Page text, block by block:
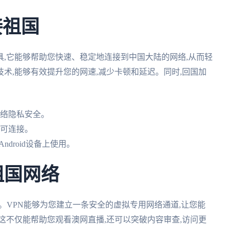
国
它能够帮助您快速、稳定地连接到中国大陆的网络,从而轻
,能够有效提升您的网速,减少卡顿和延迟。同时,回国加
隐私安全。
连接。
设备上使用。
网络
VPN能够为您建立一条安全的虚拟专用网络通道,让您能
不仅能帮助您观看澳网直播,还可以突破内容审查,访问更